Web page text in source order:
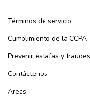
Términos de servicio
Cumplimiento de la CCPA
Prevenir estafas y fraudes
Contáctenos
Areas